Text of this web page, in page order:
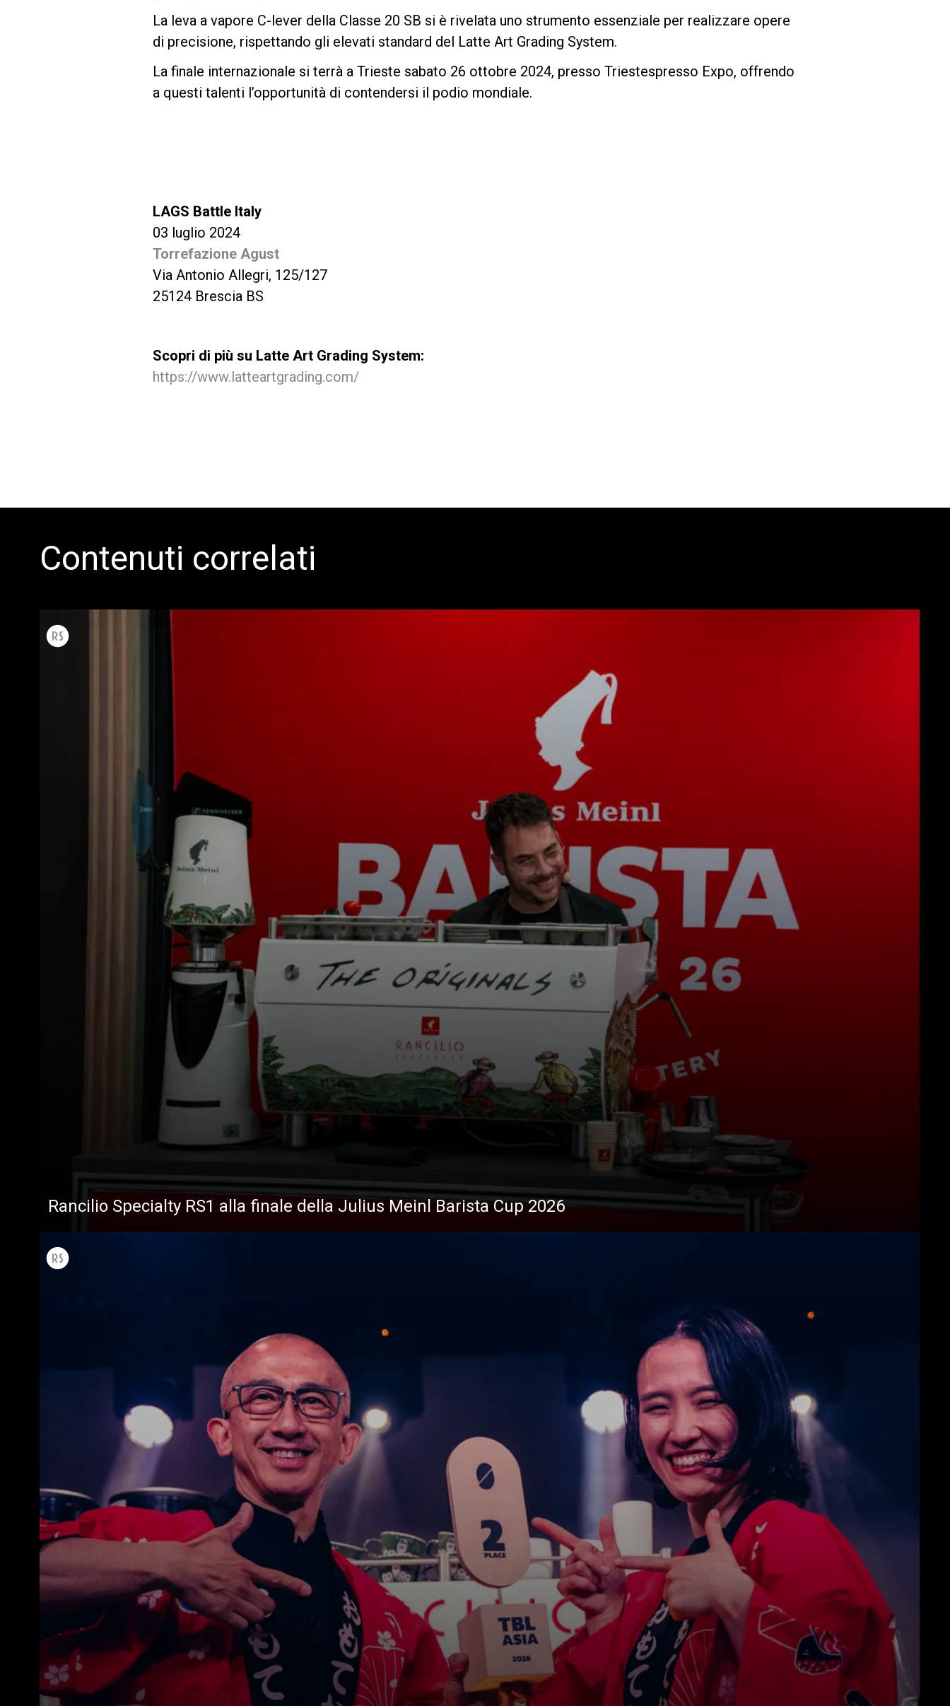
La leva a vapore C-lever della Classe 20 SB si è rivelata uno strumento essenziale per realizzare opere
di precisione, rispettando gli elevati standard del Latte Art Grading System.
La finale internazionale si terrà a Trieste sabato 26 ottobre 2024, presso Triestespresso Expo, offrendo
a questi talenti l’opportunità di contendersi il podio mondiale.
LAGS Battle Italy
03 luglio 2024
Torrefazione Agust
Via Antonio Allegri, 125/127
25124 Brescia BS
Scopri di più su Latte Art Grading System:
https://www.latteartgrading.com/
Contenuti correlati
Rancilio Specialty RS1 alla finale della Julius Meinl Barista Cup 2026
News